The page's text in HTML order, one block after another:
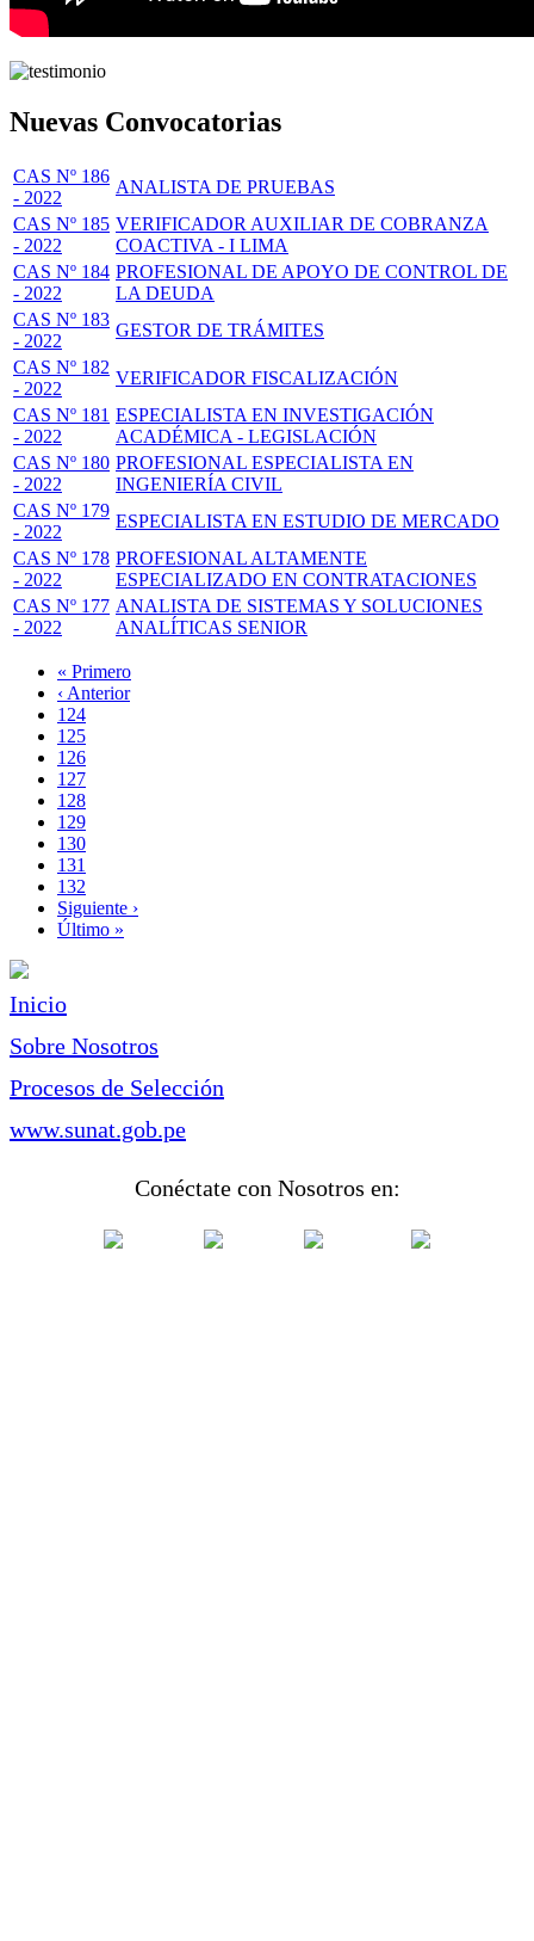
Nuevas Convocatorias
CAS Nº 186
- 2022
ANALISTA DE PRUEBAS
CAS Nº 185
- 2022
VERIFICADOR AUXILIAR DE COBRANZA
COACTIVA - I LIMA
CAS Nº 184
- 2022
PROFESIONAL DE APOYO DE CONTROL DE
LA DEUDA
CAS Nº 183
- 2022
GESTOR DE TRÁMITES
CAS Nº 182
- 2022
VERIFICADOR FISCALIZACIÓN
CAS Nº 181
- 2022
ESPECIALISTA EN INVESTIGACIÓN
ACADÉMICA - LEGISLACIÓN
CAS Nº 180
- 2022
PROFESIONAL ESPECIALISTA EN
INGENIERÍA CIVIL
CAS Nº 179
- 2022
ESPECIALISTA EN ESTUDIO DE MERCADO
CAS Nº 178
- 2022
PROFESIONAL ALTAMENTE
ESPECIALIZADO EN CONTRATACIONES
CAS Nº 177
- 2022
ANALISTA DE SISTEMAS Y SOLUCIONES
ANALÍTICAS SENIOR
Paginación
Primera
página
« Primero
Página
anterior
‹ Anterior
Page
124
Page
125
Page
126
Page
127
Página
actual
128
Page
129
Page
130
Page
131
Page
132
Siguiente
página
Siguiente ›
Última
Último »
Inicio
Sobre Nosotros
Procesos de Selección
www.sunat.gob.pe
Conéctate con Nosotros en: